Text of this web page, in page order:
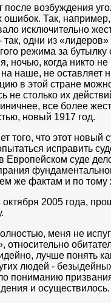
после возбуждения
Так, например,
исключительно
так, одни из
режима за
ночью, когда никто
наше, не оставляет
в этой стране
не столько их
все более
новый 1917 год.
того, что этот новый
исправить
Европейском суде
фактам и по тому
2005 года,
меня не
лучше понять
людей -
пониманию
и осуществилось.